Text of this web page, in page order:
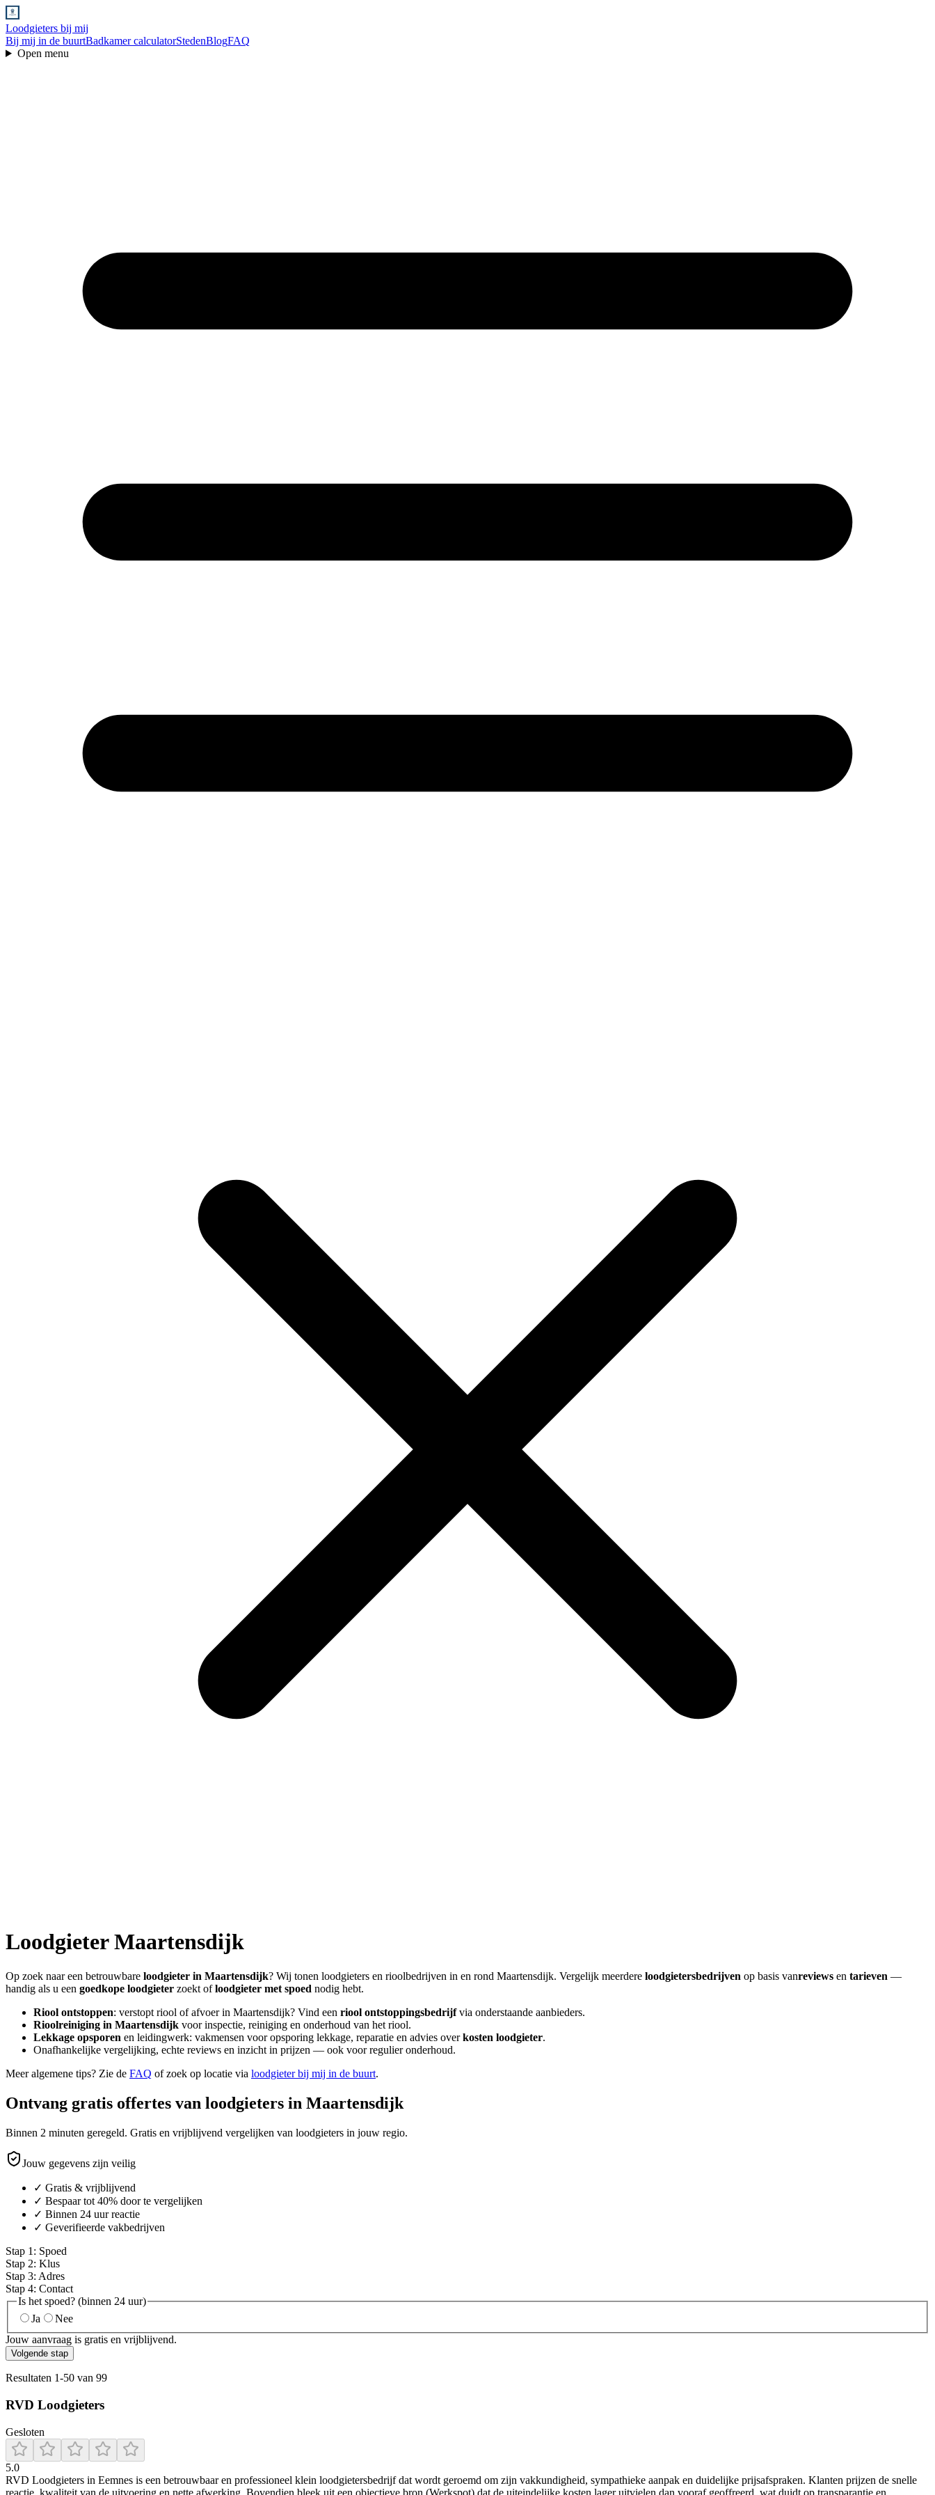
Loodgieters bij mij
Bij mij in de buurtBadkamer calculatorStedenBlogFAQ
Open menu
LoodgieterMaartensdijk
Op zoek naar een betrouwbare loodgieter in Maartensdijk? Wij tonen loodgieters en rioolbedrijven in en rond Maartensdijk. Vergelijk meerdere loodgietersbedrijven op basis vanreviews en tarieven —
handig als u een goedkope loodgieter zoekt ofloodgieter met spoed nodig hebt.
Riool ontstoppen: verstopt riool of afvoer in Maartensdijk? Vind een riool ontstoppingsbedrijfvia onderstaande aanbieders.
Rioolreiniging in Maartensdijk voor inspectie, reiniging en onderhoud van het riool.
Lekkage opsporen en leidingwerk: vakmensen voor opsporing lekkage, reparatie en advies overkosten loodgieter.
Onafhankelijke vergelijking, echte reviews en inzicht in prijzen — ook voor regulier onderhoud.
Meer algemene tips? Zie de FAQ of zoek op locatie via loodgieter bij mij in de buurt.
Ontvang gratis offertes van loodgieters in Maartensdijk
Binnen 2 minuten geregeld. Gratis en vrijblijvend vergelijken van loodgieters in jouw regio.
Jouw gegevens zijn veilig
✓ Gratis & vrijblijvend
✓ Bespaar tot 40% door te vergelijken
✓ Binnen 24 uur reactie
✓ Geverifieerde vakbedrijven
Stap 1 : Spoed
Stap 2: Klus
Stap 3: Adres
Stap 4: Contact
Is het spoed? (binnen 24 uur)
Ja
Nee
Jouw aanvraag is gratis en vrijblijvend.
Volgende stap
Resultaten 1-50 van 99
RVD Loodgieters
Gesloten
5.0
RVD Loodgieters in Eemnes is een betrouwbaar en professioneel klein loodgietersbedrijf dat wordt geroemd om zijn vakkundigheid, sympathieke aanpak en duidelijke prijsafspraken. Klanten prijzen de snelle
reactie, kwaliteit van de uitvoering en nette afwerking. Bovendien bleek uit een objectieve bron (Werkspot) dat de uiteindelijke kosten lager uitvielen dan vooraf geoffreerd, wat duidt op transparantie en